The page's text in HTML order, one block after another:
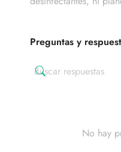
Preguntas y
No hay